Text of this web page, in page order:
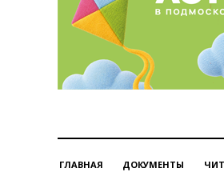
ГЛАВНАЯ ДОКУМЕНТЫ